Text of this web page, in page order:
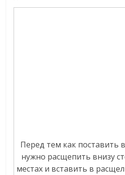
Перед тем как поставить
нужно расщепить внизу
местах и вставить в